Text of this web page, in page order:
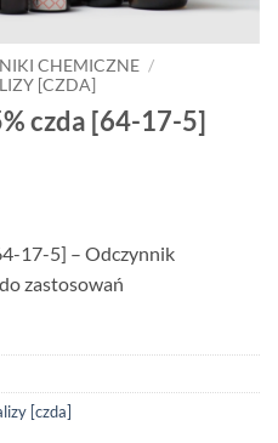
CHEMICZNE /
[CZDA]
czda [64-17-5]
17-5] – Odczynnik
zastosowań
[czda]